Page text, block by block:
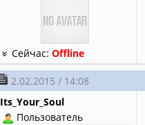
Сейчас:Offline
2.02.2015 / 14:08
Its_Your_Soul
Пользователь